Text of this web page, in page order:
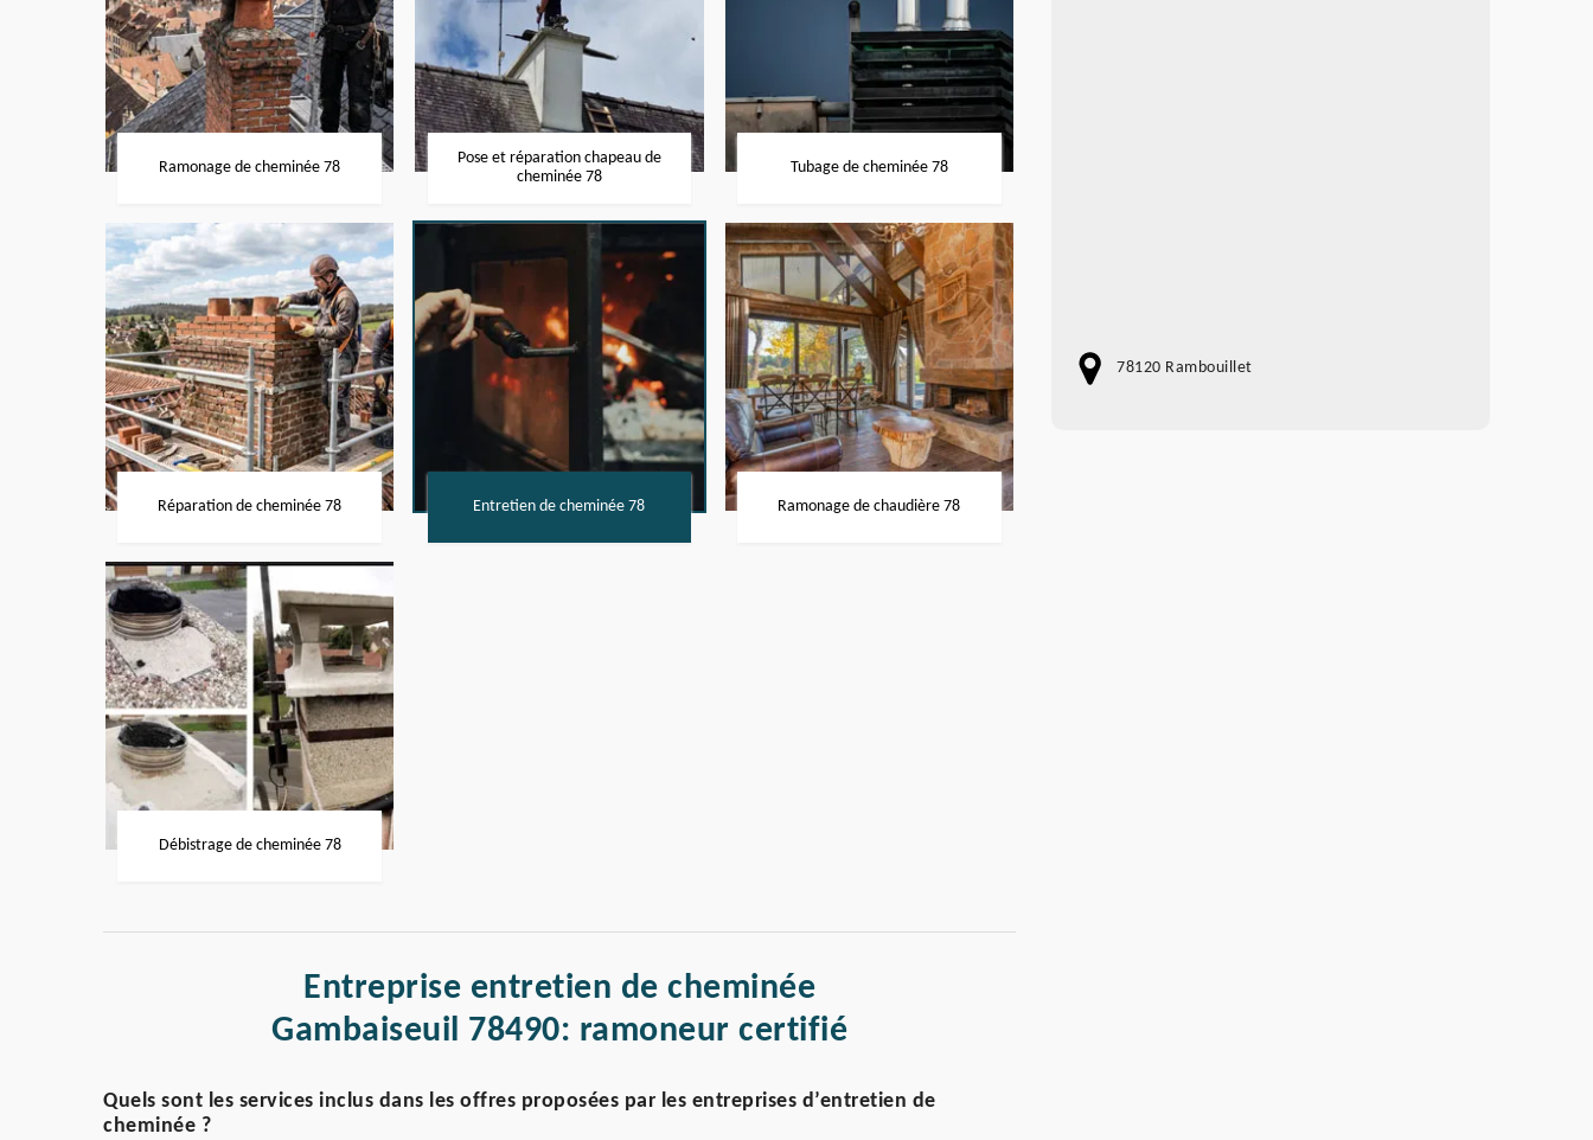
Ramonage de cheminée 78
Pose et réparation chapeau de
cheminée 78
Tubage de cheminée 78
Réparation de cheminée 78 Entretien de cheminée 78 Ramonage de chaudière 78
Débistrage de cheminée 78
Entreprise entretien de cheminée
Gambaiseuil 78490: ramoneur certifié
Quels sont les services inclus dans les offres proposées par les entreprises d’entretien de
cheminée ?
78120 Rambouillet